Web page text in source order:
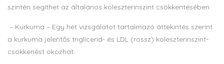
szintén segíthet az általános koleszterinszint csökkentésében.
– Kurkuma – Egy hét vizsgálatot tartalmazó áttekintés szerint
a kurkuma jelentős triglicerid- és LDL (rossz) koleszterinszint-
csökkenést okozhat.